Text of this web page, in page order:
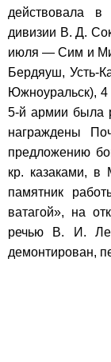
действовала в
дивизии В. Д.
июля — Сим и
Бердяуш, Усть-
Южноуральск), 4
5-й армии была
награждены
предложению
кр. казаками,
памятник
ватагой», на
речью В. И.
демонтирован,